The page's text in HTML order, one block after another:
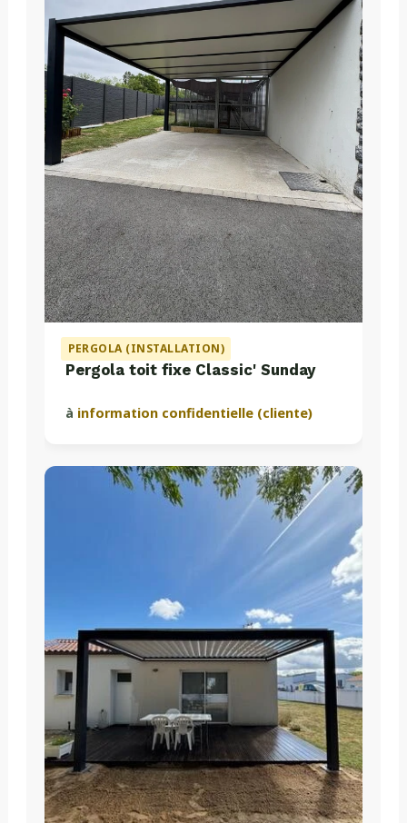
PERGOLA (INSTALLATION)
Pergola toit fixe Classic' Sunday
à information confidentielle (cliente)